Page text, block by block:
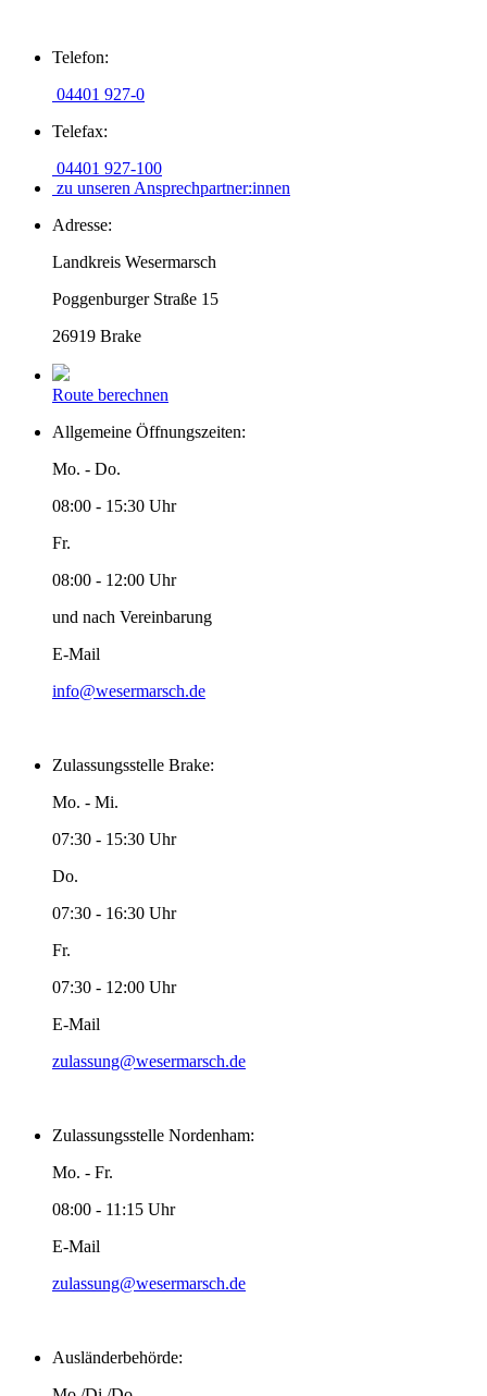
Inhalt
Telefon:
04401 927-0
Telefax:
04401 927-100
zu unseren Ansprechpartner:innen
Adresse:
Landkreis Wesermarsch
Poggenburger Straße 15
26919 Brake
Route berechnen
Allgemeine Öffnungszeiten:
Mo. - Do.
08:00 - 15:30 Uhr
Fr.
08:00 - 12:00 Uhr
und nach Vereinbarung
E-Mail
info@wesermarsch.de
Zulassungsstelle Brake:
Mo. - Mi.
07:30 - 15:30 Uhr
Do.
07:30 - 16:30 Uhr
Fr.
07:30 - 12:00 Uhr
E-Mail
zulassung@wesermarsch.de
Zulassungsstelle Nordenham:
Mo. - Fr.
08:00 - 11:15 Uhr
E-Mail
zulassung@wesermarsch.de
Ausländerbehörde: